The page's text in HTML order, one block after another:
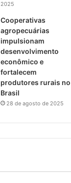
2025
Cooperativas
agropecuárias
impulsionam
desenvolvimento
econômico e
fortalecem
produtores rurais no
Brasil
28 de agosto de 2025